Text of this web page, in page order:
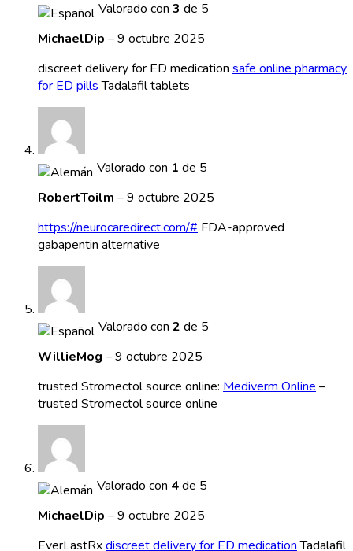
Valorado con 3 de 5
MichaelDip –9 octubre 2025
discreet delivery for ED medication safe online pharmacy
for ED pillsTadalafil tablets
Valorado con 1 de 5
RobertToilm –9 octubre 2025
https://neurocaredirect.com/# FDA-approved
gabapentin alternative
Valorado con 2 de 5
WillieMog –9 octubre 2025
trusted Stromectol source online: Mediverm Online–
trusted Stromectol source online
Valorado con 4de 5
MichaelDip –9 octubre 2025
EverLastRxdiscreet delivery for ED medicationTadalafil